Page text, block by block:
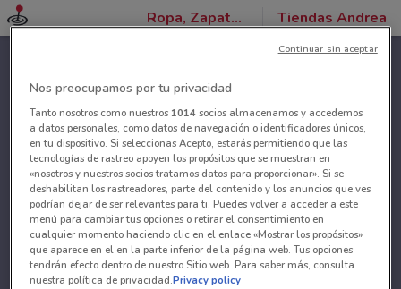
Ropa, Zapatos y Accesorios Tiendas Andrea
Nos preocupamos por tu privacidad
Tanto nosotros como nuestros 1014socios almacenamos y accedemos
a datos personales, como datos de navegación o identificadores únicos,
en tu dispositivo. Si seleccionas Acepto, estarás permitiendo que las
tecnologías de rastreo apoyen los propósitos que se muestran en
«nosotros y nuestros socios tratamos datos para proporcionar». Si se
deshabilitan los rastreadores, parte del contenido y los anuncios que ves
podrían dejar de ser relevantes para ti. Puedes volver a acceder a este
menú para cambiar tus opciones o retirar el consentimiento en
cualquier momento haciendo clic en el enlace «Mostrar los propósitos»
que aparece en el en la parte inferior de la página web. Tus opciones
tendrán efecto dentro de nuestro Sitio web. Para saber más, consulta
nuestra política de privacidad.Privacy policy
Continuar sin aceptar